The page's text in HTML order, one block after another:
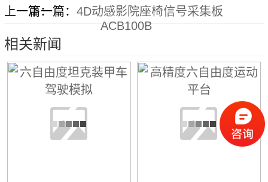
上一篇：
下一篇：4D动感影院座椅信号采集板
ACB100B
相关新闻